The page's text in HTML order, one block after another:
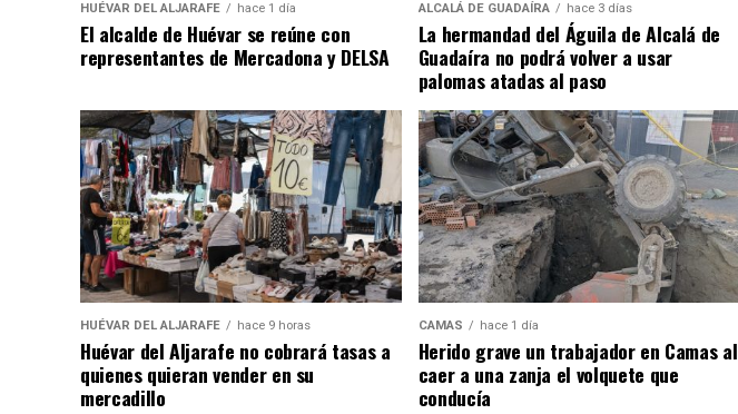
HUÉVAR DEL ALJARAFE hace 1 día
El alcalde de Huévar se reúne con
representantes de Mercadona y DELSA
ALCALÁ DE GUADAÍRA hace 3 días
La hermandad del Águila de Alcalá de
Guadaíra no podrá volver a usar
palomas atadas al paso
HUÉVAR DEL ALJARAFE hace 9 horas
Huévar del Aljarafe no cobrará tasas a
quienes quieran vender en su
mercadillo
CAMAS hace 1 día
Herido grave un trabajador en Camas al
caer a una zanja el volquete que
conducía